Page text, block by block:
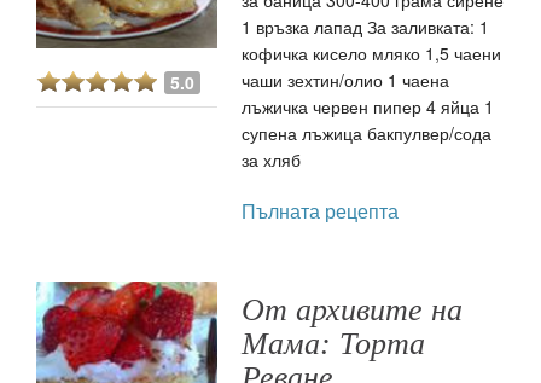
5.0
1 връзка лапад За заливката: 1
кофичка кисело мляко 1,5 чаени
чаши зехтин/олио 1 чаена
лъжичка червен пипер 4 яйца 1
супена лъжица бакпулвер/сода
за хляб
Пълната рецепта
От архивите на
Мама: Торта